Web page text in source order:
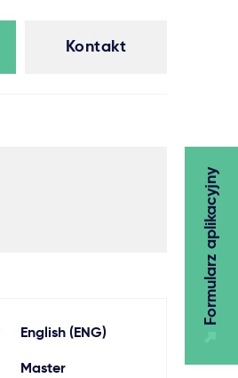
Kontakt
Formularz aplikacyjny
English (ENG)
Master